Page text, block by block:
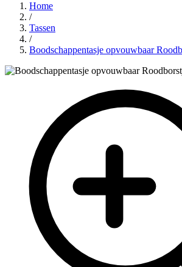
Home
/
Tassen
/
Boodschappentasje opvouwbaar